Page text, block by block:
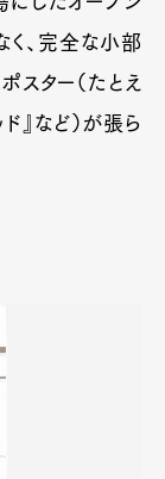
く、完全な小部
スター（たとえ
』など）が張ら